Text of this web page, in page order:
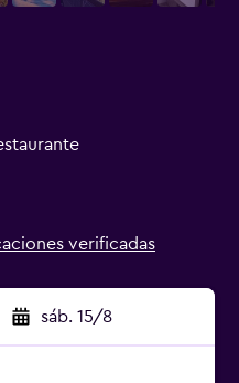
verificadas
sáb. 15/8